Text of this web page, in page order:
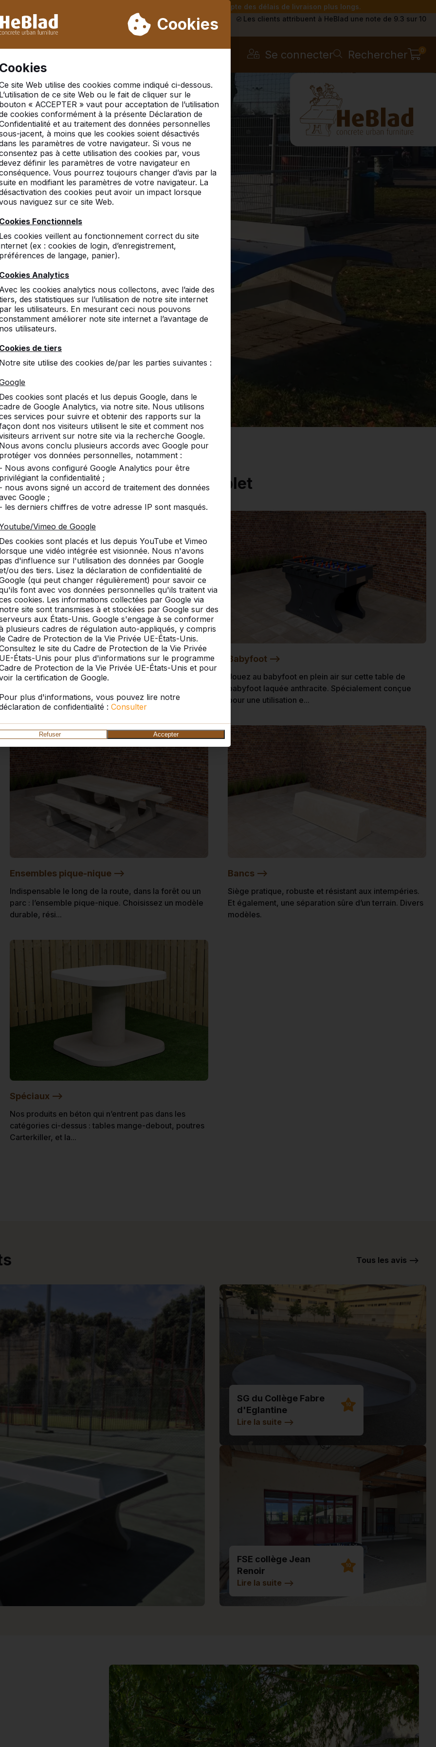
pas de la semaine 31 à la semaine 33. Veuillez donc tenir compte des délais de livraison plus longs.
Cookies
site Web utilise des cookies comme indiqué ci-dessous.
de ce site Web ou le fait de cliquer sur le
« ACCEPTER » vaut pour acceptation de l’utilisation
cookies conformément à la présente Déclaration de
et au traitement des données personnelles
jacent, à moins que les cookies soient désactivés
les paramètres de votre navigateur. Si vous ne
pas à cette utilisation des cookies par, vous
définir les paramètres de votre navigateur en
Vous pourrez toujours changer d’avis par la
en modifiant les paramètres de votre navigateur. La
des cookies peut avoir un impact lorsque
naviguez sur ce site Web.
Fonctionnels
cookies veillent au fonctionnement correct du site
(ex : cookies de login, d’enregistrement,
de langage, panier).
Analytics
les cookies analytics nous collectons, avec l’aide des
des statistiques sur l’utilisation de notre site internet
les utilisateurs. En mesurant ceci nous pouvons
améliorer note site internet a l’avantage de
utilisateurs.
de tiers
site utilise des cookies de/par les parties suivantes :
cookies sont placés et lus depuis Google, dans le
de Google Analytics, via notre site. Nous utilisons
services pour suivre et obtenir des rapports sur la
dont nos visiteurs utilisent le site et comment nos
arrivent sur notre site via la recherche Google.
avons conclu plusieurs accords avec Google pour
vos données personnelles, notamment :
Nous avons configuré Google Analytics pour être
la confidentialité ;
nous avons signé un accord de traitement des données
Google ;
les derniers chiffres de votre adresse IP sont masqués.
Vimeo de Google
cookies sont placés et lus depuis YouTube et Vimeo
une vidéo intégrée est visionnée. Nous n'avons
d'influence sur l'utilisation des données par Google
ou des tiers. Lisez la déclaration de confidentialité de
(qui peut changer régulièrement) pour savoir ce
font avec vos données personnelles qu'ils traitent via
cookies. Les informations collectées par Google via
site sont transmises à et stockées par Google sur des
aux États-Unis. Google s'engage à se conformer
plusieurs cadres de régulation auto-appliqués, y compris
Cadre de Protection de la Vie Privée UE-États-Unis.
le site du Cadre de Protection de la Vie Privée
États-Unis pour plus d'informations sur le programme
de Protection de la Vie Privée UE-États-Unis et pour
la certification de Google.
plus d'informations, vous pouvez lire notre
de confidentialité : Consulter
Refuser Accepter
Déjà plus de 30 000 produits vendus Les clients attribuent à HeBlad une note de 9.3 sur 10
Se connecter Rechercher 0
de jeu les
notre assortiment complet
Footvolley -->
Le footvolley est une combinaison de tennis de table
camping ou un espac...
Babyfoot -->
Jouez au babyfoot en plein air sur cette table de
babyfoot laquée anthracite. Spécialement conçue
pour une utilisation e...
Ensembles pique-nique -->
Indispensable le long de la route, dans la forêt ou un
parc : l’ensemble pique-nique. Choisissez un modèle
durable, rési...
Bancs -->
Siège pratique, robuste et résistant aux intempéries.
Et également, une séparation sûre d’un terrain. Divers
modèles.
Spéciaux -->
Nos produits en béton qui n’entrent pas dans les
catégories ci-dessus : tables mange-debout, poutres
Carterkiller, et la...
Tous les avis -->
SG du Collège Fabre
d'Eglantine
10
Lire la suite -->
FSE collège Jean
Renoir
10
Lire la suite -->